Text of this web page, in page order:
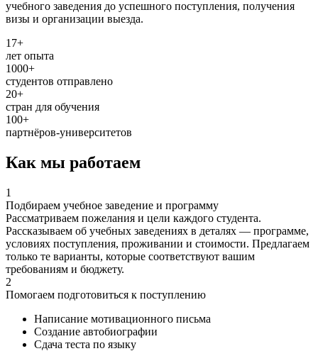
учебного заведения до успешного поступления, получения
визы и организации выезда.
17+
лет опыта
1000+
студентов отправлено
20+
стран для обучения
100+
партнёров-университетов
Как мы работаем
1
Подбираем учебное заведение и программу
Рассматриваем пожелания и цели каждого студента.
Рассказываем об учебных заведениях в деталях — программе,
условиях поступления, проживании и стоимости. Предлагаем
только те варианты, которые соответствуют вашим
требованиям и бюджету.
2
Помогаем подготовиться к поступлению
Написание мотивационного письма
Создание автобиографии
Сдача теста по языку